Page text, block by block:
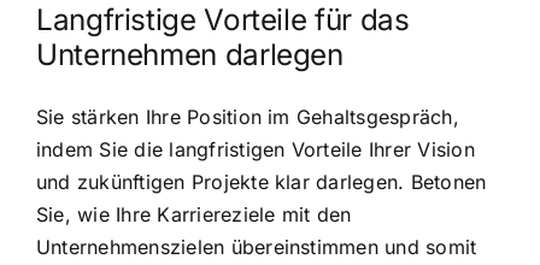
Langfristige Vorteile für das
Unternehmen darlegen
Sie stärken Ihre Position im Gehaltsgespräch,
indem Sie die langfristigen Vorteile Ihrer Vision
und zukünftigen Projekte klar darlegen. Betonen
Sie, wie Ihre Karriereziele mit den
Unternehmenszielen übereinstimmen und somit